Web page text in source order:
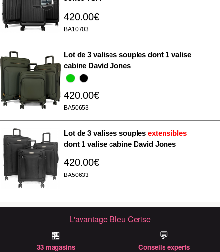
420.00€
BA10703
Lot de 3 valises souples dont 1 valise
cabine David Jones
420.00€
BA50653
Lot de 3 valises souples extensibles
dont 1 valise cabine David Jones
420.00€
BA50633
L'avantage Bleu Cerise
🏪
33 magasins
💬
Conseils experts